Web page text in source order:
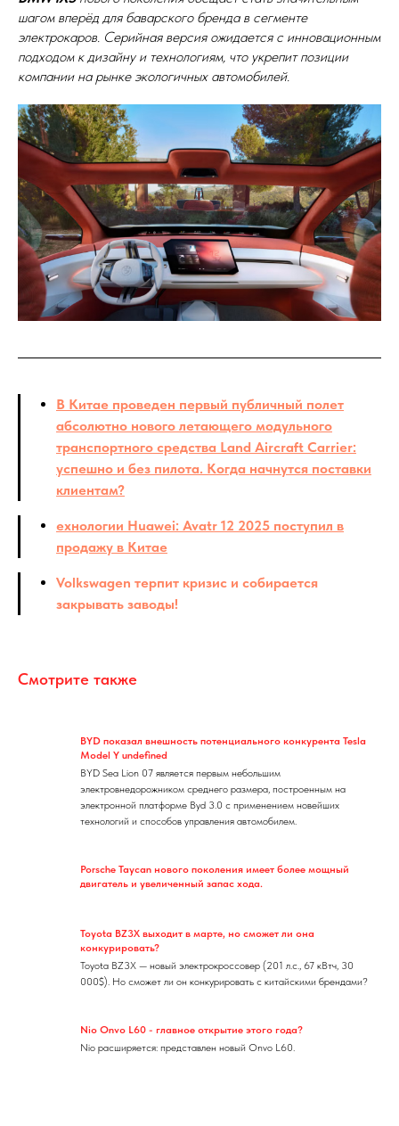
шагом вперёд для баварского бренда в сегменте
электрокаров. Серийная версия ожидается с инновационным
подходом к дизайну и технологиям, что укрепит позиции
компании на рынке экологичных автомобилей.
В Китае проведен первый публичный полет
абсолютно нового летающего модульного
транспортного средства Land Aircraft Carrier:
успешно и без пилота. Когда начнутся поставки
клиентам?
ехнологии Huawei: Avatr 12 2025 поступил в
продажу в Китае
Volkswagen терпит кризис и собирается
закрывать заводы!
Смотрите также
BYD показал внешность потенциального конкурента Tesla
Model Y undefined
BYD Sea Lion 07 является первым небольшим
электровнедорожником среднего размера, построенным на
электронной платформе Byd 3.0 с применением новейших
технологий и способов управления автомобилем.
Porsche Taycan нового поколения имеет более мощный
двигатель и увеличенный запас хода.
Toyota BZ3X выходит в марте, но сможет ли она
конкурировать?
Toyota BZ3X — новый электрокроссовер (201 л.с., 67 кВтч, 30
000$). Но сможет ли он конкурировать с китайскими брендами?
Nio Onvo L60 - главное открытие этого года?
Nio расширяется: представлен новый Onvo L60.